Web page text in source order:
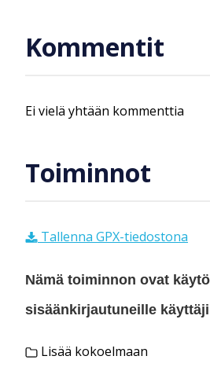
Kommentit
Ei vielä yhtään kommenttia
Toiminnot
Tallenna GPX-tiedostona
Nämä toiminnon ovat
sisäänkirjautuneille
Lisää kokoelmaan